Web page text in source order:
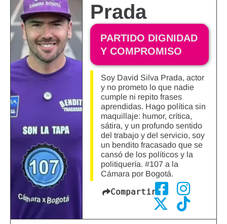
Prada
PARTIDO DIGNIDAD
Y COMPROMISO
Soy David Silva Prada, actor
y no prometo lo que nadie
cumple ni repito frases
aprendidas. Hago política sin
maquillaje: humor, crítica,
sátira, y un profundo sentido
del trabajo y del servicio, soy
un bendito fracasado que se
cansó de los políticos y la
politiquería. #107 a la
Cámara por Bogotá.
Compartir